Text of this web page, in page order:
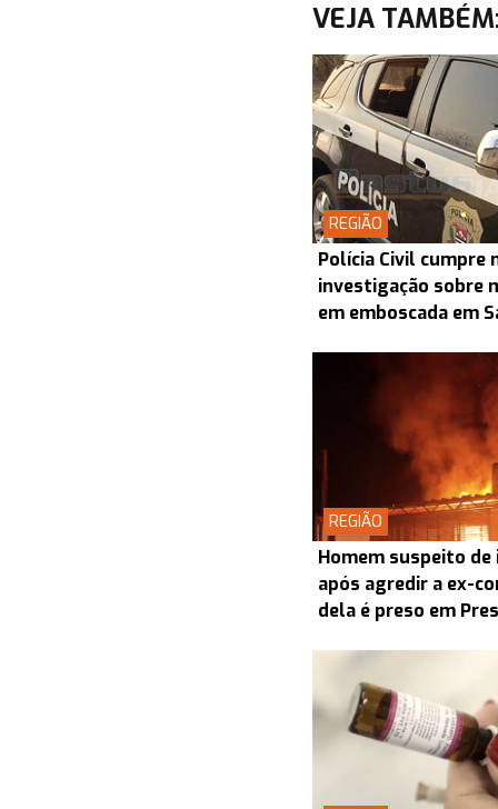
VEJA
REGIÃO
Polícia Civil cumpre
investigação sobre
em emboscada em
REGIÃO
Homem suspeito de
após agredir a ex-
dela é preso em